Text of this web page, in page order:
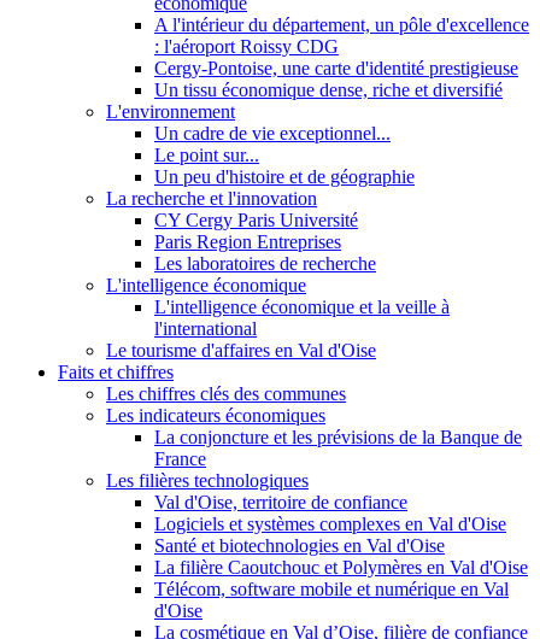
A l'intérieur du département, un pôle d'excellence
: l'aéroport Roissy CDG
Cergy-Pontoise, une carte d'identité prestigieuse
Un tissu économique dense, riche et diversifié
L'environnement
Un cadre de vie exceptionnel...
Le point sur...
Un peu d'histoire et de géographie
La recherche et l'innovation
CY Cergy Paris Université
Paris Region Entreprises
Les laboratoires de recherche
L'intelligence économique
L'intelligence économique et la veille à
l'international
Le tourisme d'affaires en Val d'Oise
Faits et chiffres
Les chiffres clés des communes
Les indicateurs économiques
La conjoncture et les prévisions de la Banque de
France
Les filières technologiques
Val d'Oise, territoire de confiance
Logiciels et systèmes complexes en Val d'Oise
Santé et biotechnologies en Val d'Oise
La filière Caoutchouc et Polymères en Val d'Oise
Télécom, software mobile et numérique en Val
d'Oise
La cosmétique en Val d’Oise, filière de confiance